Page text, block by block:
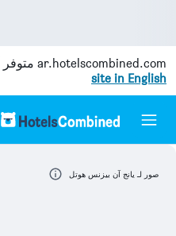
ar.hotelscombined.com متوفر
site in English
صور لـ يانج آن بيزنس هوتل